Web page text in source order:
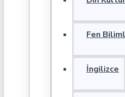
Fen
İngilizce